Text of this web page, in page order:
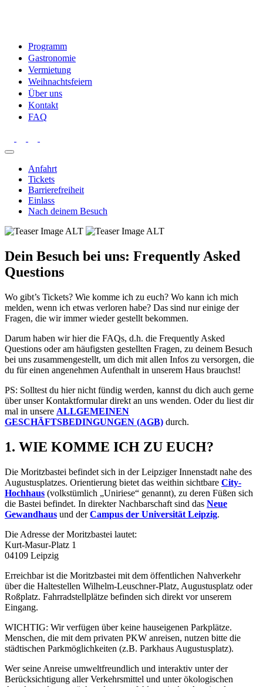
Programm
Gastronomie
Vermietung
Weihnachtsfeiern
Über uns
Kontakt
FAQ
Anfahrt
Tickets
Barrierefreiheit
Einlass
Nach deinem Besuch
Dein Besuch bei uns: Frequently Asked
Questions
Wo gibt’s Tickets? Wie komme ich zu euch? Wo kann ich mich
melden, wenn ich etwas verloren habe? Das sind nur einige der
Fragen, die wir immer wieder gestellt bekommen.
Darum haben wir hier die FAQs, d.h. die Frequently Asked
Questions oder am häufigsten gestellten Fragen, zu deinem Besuch
bei uns zusammengestellt, um dich mit allen Infos zu versorgen, die
du für einen angenehmen Aufenthalt in unserem Haus brauchst!
PS: Solltest du hier nicht fündig werden, kannst du dich auch gerne
über unser Kontaktformular direkt an uns wenden. Oder du liest dir
mal in unsere ALLGEMEINEN
GESCHÄFTSBEDINGUNGEN (AGB) durch.
1. WIE KOMME ICH ZU EUCH?
Die Moritzbastei befindet sich in der Leipziger Innenstadt nahe des
Augustusplatzes. Orientierung bietet das weithin sichtbare City-
Hochhaus (volkstümlich „Uniriese“ genannt), zu deren Füßen sich
die Bastei befindet. In direkter Nachbarschaft sind das Neue
Gewandhaus und derCampus der Universität Leipzig.
Die Adresse der Moritzbastei lautet:
Kurt-Masur-Platz 1
04109 Leipzig
Erreichbar ist die Moritzbastei mit dem öffentlichen Nahverkehr
über die Haltestellen Wilhelm-Leuschner-Platz, Augustusplatz oder
Roßplatz. Fahrradstellplätze befinden sich direkt vor unserem
Eingang.
WICHTIG: Wir verfügen über keine hauseigenen Parkplätze.
Menschen, die mit dem privaten PKW anreisen, nutzen bitte die
städtischen Parkmöglichkeiten (z.B. Parkhaus Augustusplatz).
Wer seine Anreise umweltfreundlich und interaktiv unter der
Berücksichtigung aller Verkehrsmittel und unter ökologischen